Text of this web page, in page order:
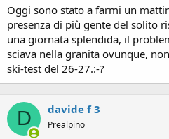
Oggi sono stato a farmi un
presenza di più gente del solito
una giornata splendida, il
sciava nella granita ovunque,
ski-test del 26-27.:-?
D davide f 3
Prealpino